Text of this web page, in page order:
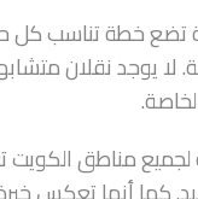
تضع خطة تناسب كل
لا يوجد نقلان
لجميع مناطق